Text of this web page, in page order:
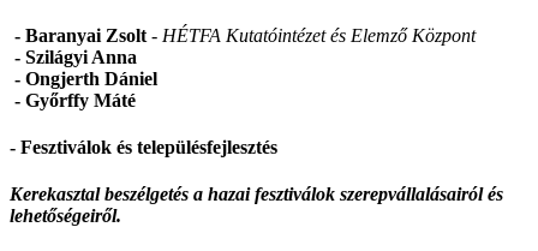
- Baranyai Zsolt - HÉTFA Kutatóintézet és Elemző Központ
- Szilágyi Anna
- Ongjerth Dániel
- Győrffy Máté
- Fesztiválok és településfejlesztés
Kerekasztal beszélgetés a hazai fesztiválok szerepvállalásairól és
lehetőségeiről.